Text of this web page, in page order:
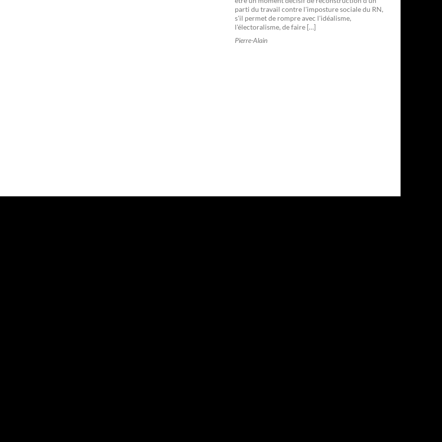
parti du travail contre l'imposture sociale du RN,
s'il permet de rompre avec l'idéalisme,
l'électoralisme, de faire […]
Pierre-Alain